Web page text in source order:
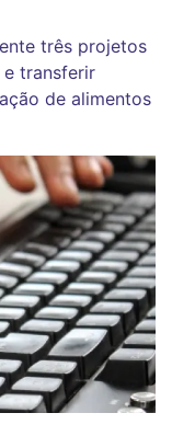
três projetos
transferir
de alimentos